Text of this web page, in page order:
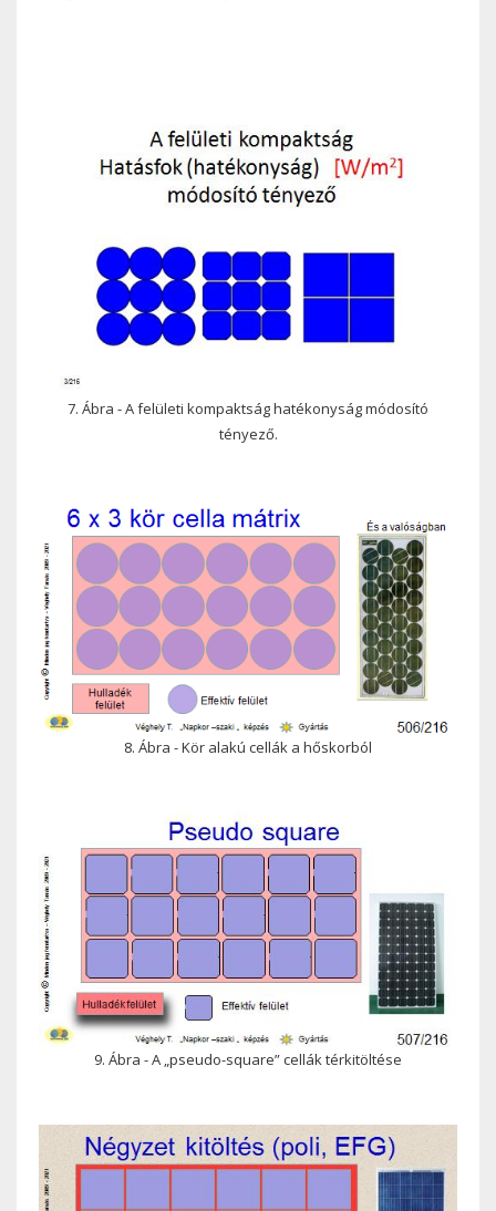
7. Ábra - A felületi kompaktság hatékonyság módosító
tényező.
8. Ábra - Kör alakú cellák a hőskorból
9. Ábra - A „pseudo-square” cellák térkitöltése